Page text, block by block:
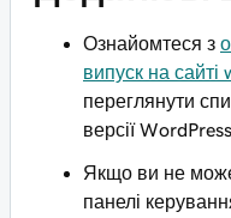
Ознайомтеся з
випуск на
переглянути
версії WordPress.
Якщо ви не
панелі